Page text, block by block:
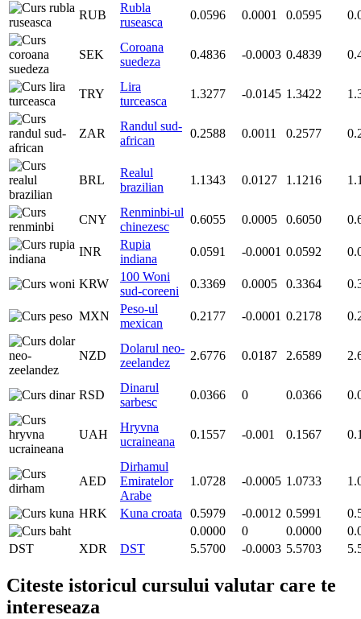
RUB
Rubla
ruseasca
0.0596 0.0001 0.0595
SEK
Coroana
suedeza
0.4836 -0.0003 0.4839
TRY
Lira
turceasca
1.3277 -0.0145 1.3422
ZAR
Randul sud-
african
0.2588 0.0011 0.2577
BRL
Realul
brazilian
1.1343 0.0127 1.1216
CNY
Renminbi-ul
chinezesc
0.6055 0.0005 0.6050
INR
Rupia
indiana
0.0591 -0.0001 0.0592
KRW
100 Woni
sud-coreeni
0.3369 0.0005 0.3364
MXN
Peso-ul
mexican
0.2177 -0.0001 0.2178
NZD
Dolarul neo-
zeelandez
2.6776 0.0187 2.6589
RSD
Dinarul
sarbesc
0.0366 0 0.0366
UAH
Hryvna
ucraineana
0.1557 -0.001 0.1567
AED
Dirhamul
Emiratelor
Arabe
1.0728 -0.0005 1.0733
HRK Kuna croata 0.5979 -0.0012 0.5991
0.0000
0 0.0000
DST
XDR DST 5.5700 -0.0003 5.5703
Citeste istoricul cursului valutar care te
intereseaza